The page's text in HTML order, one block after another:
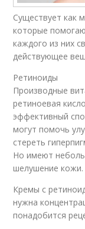
Существует как
которые
каждого из них
действующее
Ретиноиды
Производные
ретиноевая
эффективный
могут помочь
стереть
Но имеют
шелушение кожи.
Кремы с
нужна
понадобится